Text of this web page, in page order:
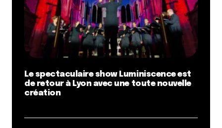
Le spectaculaire show Luminiscence est
de retour à Lyon avec une toute nouvelle
création